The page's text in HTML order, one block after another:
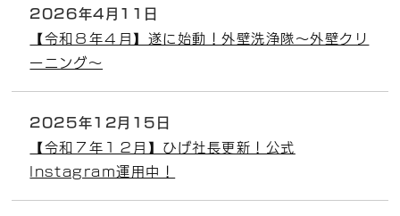
2026年4月11日
【令和８年４月】遂に始動！外壁洗浄隊～外壁クリ
ーニング～
2025年12月15日
【令和７年１２月】ひげ社長更新！公式
Instagram運用中！